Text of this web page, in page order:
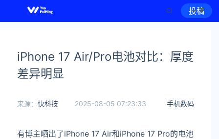
投稿
iPhone 17 Air/Pro电池对比：厚度
差异明显
手机数码
来源： 快科技 2025-08-05 07:23:33
有博主晒出了iPhone 17 Air和iPhone 17 Pro的电池